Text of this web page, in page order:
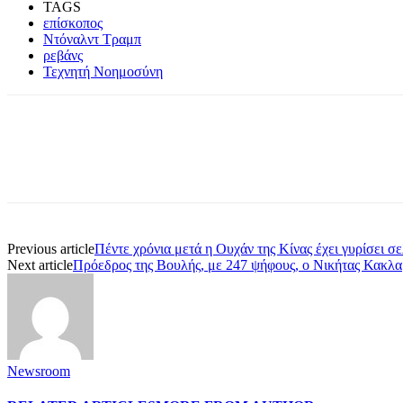
TAGS
επίσκοπος
Ντόναλντ Τραμπ
ρεβάνς
Τεχνητή Νοημοσύνη
Previous articleΠέντε χρόνια μετά η Ουχάν της Κίνας έχει γυρίσει
Next articleΠρόεδρος της Βουλής, με 247 ψήφους, ο Νικήτας
Newsroom